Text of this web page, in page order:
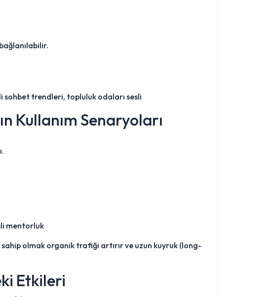
sohbet trendleri, topluluk odaları sesli
Kullanım Senaryoları
mentorluk
sahip olmak organik trafiği artırır ve uzun kuyruk (long-
Etkileri